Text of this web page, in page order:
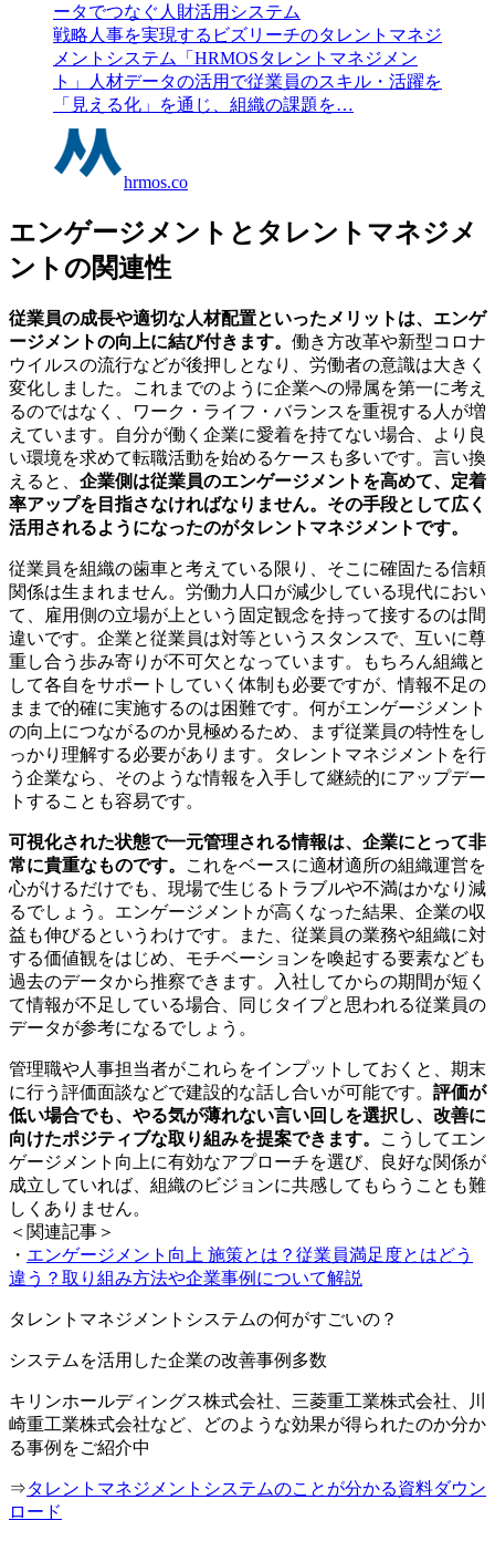
ータでつなぐ人財活用システム
戦略人事を実現するビズリーチのタレントマネジ
メントシステム「HRMOSタレントマネジメン
ト」人材データの活用で従業員のスキル・活躍を
「見える化」を通じ、組織の課題を…
hrmos.co
エンゲージメントとタレントマネジメ
ントの関連性
従業員の成長や適切な人材配置といったメリットは、エンゲ
ージメントの向上に結び付きます。 働き方改革や新型コロナ
ウイルスの流行などが後押しとなり、労働者の意識は大きく
変化しました。これまでのように企業への帰属を第一に考え
るのではなく、ワーク・ライフ・バランスを重視する人が増
えています。自分が働く企業に愛着を持てない場合、より良
い環境を求めて転職活動を始めるケースも多いです。言い換
えると、 企業側は従業員のエンゲージメントを高めて、定着
率アップを目指さなければなりません。その手段として広く
活用されるようになったのがタレントマネジメントです。
従業員を組織の歯車と考えている限り、そこに確固たる信頼
関係は生まれません。労働力人口が減少している現代におい
て、雇用側の立場が上という固定観念を持って接するのは間
違いです。企業と従業員は対等というスタンスで、互いに尊
重し合う歩み寄りが不可欠となっています。もちろん組織と
して各自をサポートしていく体制も必要ですが、情報不足の
ままで的確に実施するのは困難です。何がエンゲージメント
の向上につながるのか見極めるため、まず従業員の特性をし
っかり理解する必要があります。タレントマネジメントを行
う企業なら、そのような情報を入手して継続的にアップデー
トすることも容易です。
可視化された状態で一元管理される情報は、企業にとって非
常に貴重なものです。
これをベースに適材適所の組織運営を
心がけるだけでも、現場で生じるトラブルや不満はかなり減
るでしょう。エンゲージメントが高くなった結果、企業の収
益も伸びるというわけです。また、従業員の業務や組織に対
する価値観をはじめ、モチベーションを喚起する要素なども
過去のデータから推察できます。入社してからの期間が短く
て情報が不足している場合、同じタイプと思われる従業員の
データが参考になるでしょう。
管理職や人事担当者がこれらをインプットしておくと、期末
に行う評価面談などで建設的な話し合いが可能です。 評価が
低い場合でも、やる気が薄れない言い回しを選択し、改善に
向けたポジティブな取り組みを提案できます。
こうしてエン
ゲージメント向上に有効なアプローチを選び、良好な関係が
成立していれば、組織のビジョンに共感してもらうことも難
しくありません。
＜関連記事＞
・ エンゲージメント向上 施策とは？従業員満足度とはどう
違う？取り組み方法や企業事例について解説
タレントマネジメントシステムの何がすごいの？
システムを活用した企業の改善事例多数
キリンホールディングス株式会社、三菱重工業株式会社、川
崎重工業株式会社など、どのような効果が得られたのか分か
る事例をご紹介中
⇒タレントマネジメントシステムのことが分かる資料ダウン
ロード